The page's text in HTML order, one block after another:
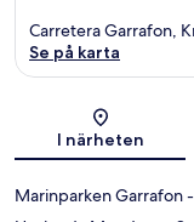
Carretera Garrafon,
Se på karta
I närheten
Marinparken Garrafon